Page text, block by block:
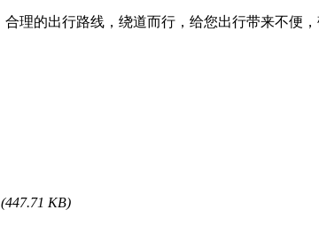
的出行路线，绕道而行，给您出行带来不便
(447.71 KB)